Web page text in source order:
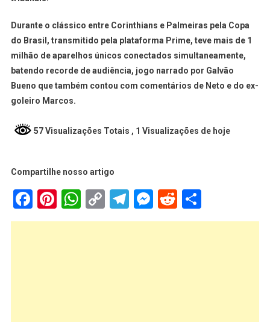
Durante o clássico entre Corinthians e Palmeiras pela Copa
do Brasil, transmitido pela plataforma Prime, teve mais de 1
milhão de aparelhos únicos conectados simultaneamente,
batendo recorde de audiência, jogo narrado por Galvão
Bueno que também contou com comentários de Neto e do ex-
goleiro Marcos.
57 Visualizações Totais , 1 Visualizações de hoje
Compartilhe nosso artigo
Facebook
Pinterest
WhatsApp
Copy
Link
Telegram
Messenger
Reddit
Share